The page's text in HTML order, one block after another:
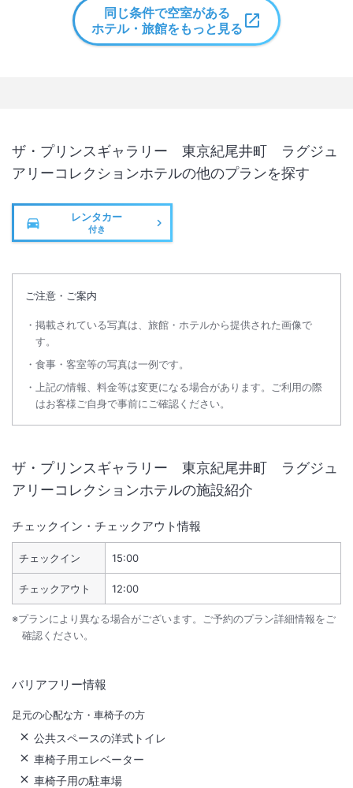
同じ条件で空室がある
ホテル・旅館をもっと見る
ザ・プリンスギャラリー 東京紀尾井町 ラグジュ
アリーコレクションホテルの他のプランを探す
レンタカー
付き
ご注意・ご案内
掲載されている写真は、旅館・ホテルから提供された画像で
す。
食事・客室等の写真は一例です。
上記の情報、料金等は変更になる場合があります。ご利用の際
はお客様ご自身で事前にご確認ください。
ザ・プリンスギャラリー 東京紀尾井町 ラグジュ
アリーコレクションホテルの施設紹介
チェックイン・チェックアウト情報
チェックイン 15:00
チェックアウト 12:00
※プランにより異なる場合がございます。ご予約のプラン詳細情報をご
確認ください。
バリアフリー情報
足元の心配な方・車椅子の方
公共スペースの洋式トイレ
車椅子用エレベーター
車椅子用の駐車場